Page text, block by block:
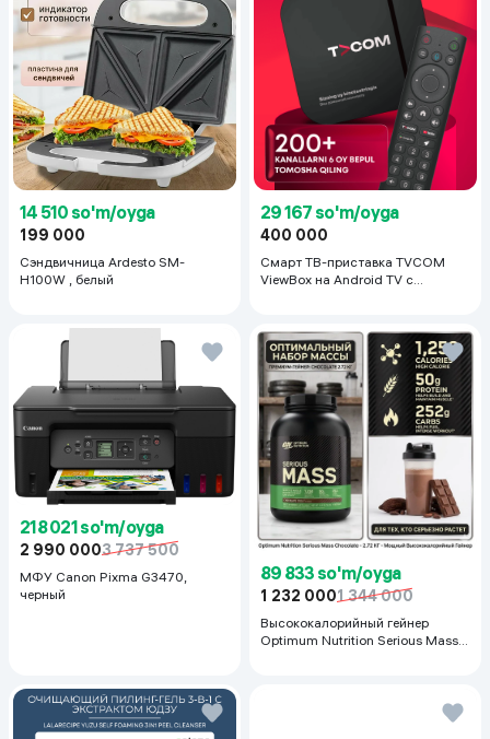
14 510 so'm/oyga
199 000
Сэндвичница Ardesto SM-
H100W , белый
29 167 so'm/oyga
400 000
Смарт ТВ-приставка TVCOM
ViewBox на Android TV с
218 021 so'm/oyga
2 990 0003 737 500
МФУ Canon Pixma G3470,
черный
89 833 so'm/oyga
1 232 0001 344 000
Высококалорийный гейнер
Optimum Nutrition Serious Mass,